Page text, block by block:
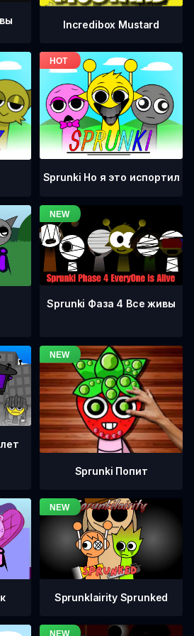
Incredibox Mustard
Sprunki Но я это испортил
Sprunki Фаза 4 Все живы
Sprunki Попит
Sprunklairity Sprunked